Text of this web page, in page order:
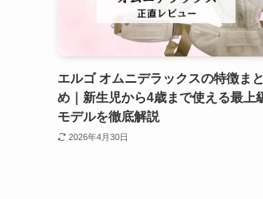
エルゴ オムニデラックスの特徴まと
め｜新生児から4歳まで使える最上
モデルを徹底解説
2026年4月30日